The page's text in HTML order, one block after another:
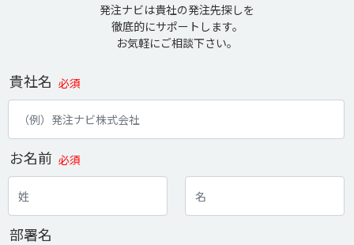
発注ナビは貴社の発注先探しを
徹底的にサポートします。
お気軽にご相談下さい。
貴社名 必須
お名前 必須
部署名